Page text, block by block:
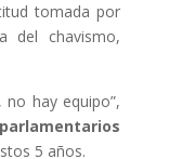
tomada por
del chavismo,
hay equipo”,
5 años.